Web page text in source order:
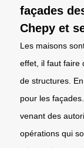
façades
Chepy et
Les maisons
effet, il faut faire
de structures.
pour les
venant des
opérations qui